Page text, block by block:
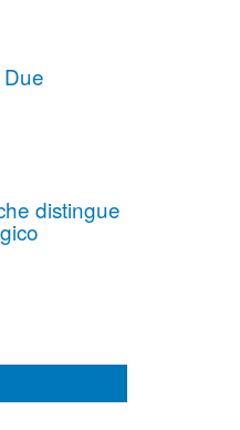
distingue